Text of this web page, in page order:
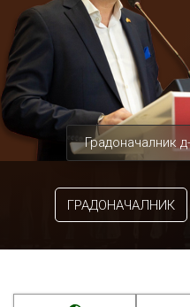
Градоначалник
ГРАДОНАЧАЛНИК